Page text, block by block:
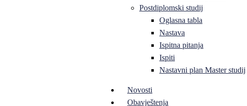
Postdiplomski studij
Oglasna tabla
Nastava
Ispitna pitanja
Ispiti
Nastavni plan Master studij
Novosti
Obavještenja